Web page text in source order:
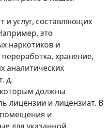
и услуг, составляющих
это
наркотиков и
хранение,
аналитических
д.
должны
лицензии и лицензиат. В
и